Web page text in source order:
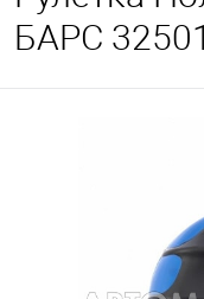
БАРС 32501